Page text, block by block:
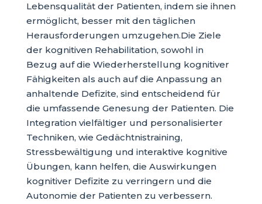
Lebensqualität der Patienten, indem sie ihnen
ermöglicht, besser mit den täglichen
Herausforderungen umzugehen.Die Ziele
der kognitiven Rehabilitation, sowohl in
Bezug auf die Wiederherstellung kognitiver
Fähigkeiten als auch auf die Anpassung an
anhaltende Defizite, sind entscheidend für
die umfassende Genesung der Patienten. Die
Integration vielfältiger und personalisierter
Techniken, wie Gedächtnistraining,
Stressbewältigung und interaktive kognitive
Übungen, kann helfen, die Auswirkungen
kognitiver Defizite zu verringern und die
Autonomie der Patienten zu verbessern.